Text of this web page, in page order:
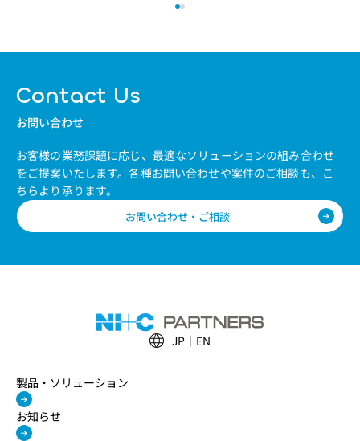
Contact Us
お問い合わせ
お客様の業務課題に応じ、最適なソリューションの組み合わせ
をご提案いたします。各種お問い合わせや案件のご相談も、こ
ちらより承ります。
お問い合わせ・ご相談
JP EN
製品・ソリューション
お知らせ